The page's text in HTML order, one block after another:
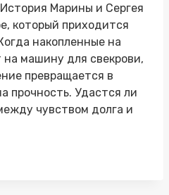
Марины и Сергея
который приходится
накопленные на
машину для свекрови,
превращается в
прочность. Удастся ли
чувством долга и